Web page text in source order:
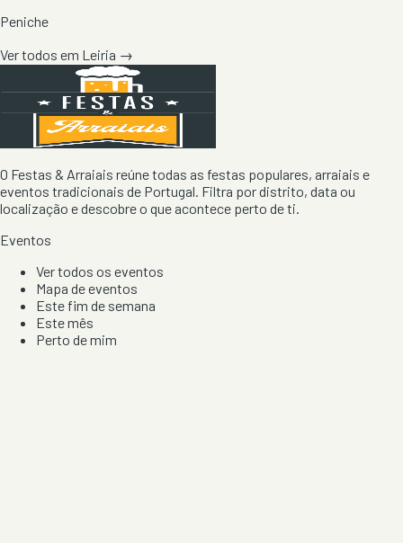
Peniche
Ver todos em Leiria →
O Festas & Arraiais reúne todas as festas populares, arraiais e
eventos tradicionais de Portugal. Filtra por distrito, data ou
localização e descobre o que acontece perto de ti.
Eventos
Ver todos os eventos
Mapa de eventos
Este fim de semana
Este mês
Perto de mim